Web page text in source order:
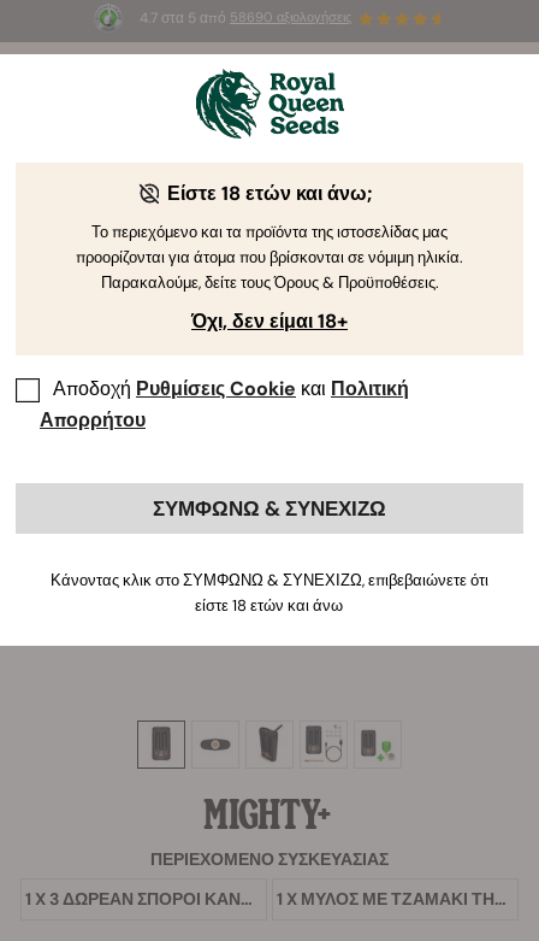
4.7 στα 5 από 58690 αξιολογήσεις
3 σπόρους White Widow AutoΔΩΡΕΑΝ για τους
MIGHTY+
ΠΕΡΙΕΧΌΜΕΝΟ ΣΥΣΚΕΥΑΣΊΑΣ
1 X 3 ΔΩΡΕΆΝ ΣΠΌΡΟΙ ΚΆΝΝΑΒΗΣ
1 X ΜΎΛΟΣ ΜΕ ΤΖΑΜΆΚΙ ΤΗΣ RQS
Είστε 18 ετών και άνω;
Το περιεχόμενο και τα προϊόντα της ιστοσελίδας μας
προορίζονται για άτομα που βρίσκονται σε νόμιμη ηλικία.
Παρακαλούμε, δείτε τους Όρους & Προϋποθέσεις.
Όχι, δεν είμαι 18+
Αποδοχή Ρυθμίσεις Cookie και Πολιτική
Απορρήτου
ΣΥΜΦΩΝΩ & ΣΥΝΕΧΙΖΩ
Κάνοντας κλικ στο ΣΥΜΦΩΝΩ & ΣΥΝΕΧΙΖΩ, επιβεβαιώνετε ότι
είστε 18 ετών και άνω